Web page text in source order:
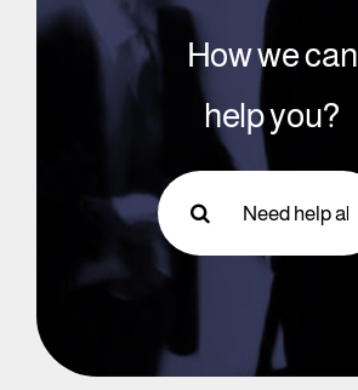
Logistics Services
How we can
help you?
Search
for: